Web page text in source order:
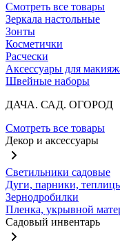
Смотреть все товары
Зеркала настольные
Зонты
Косметички
Расчески
Аксессуары для
Швейные наборы
ДАЧА. САД. ОГОРОД
Смотреть все товары
Декор и аксессуары
Светильники садовые
Дуги, парники,
Зернодробилки
Пленка, укрывной
Садовый инвентарь